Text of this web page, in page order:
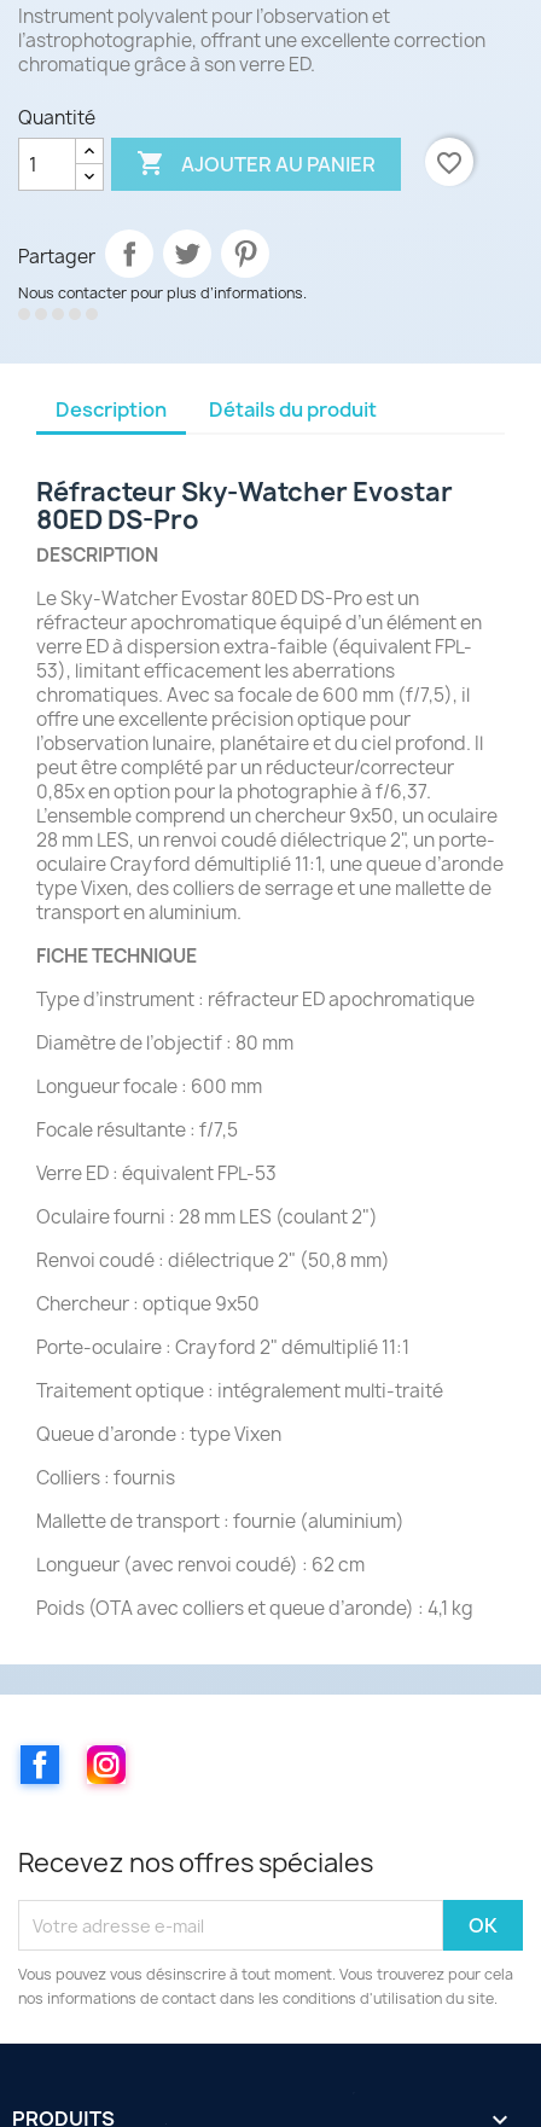
Instrument polyvalent pour l’observation et
l’astrophotographie, offrant une excellente correction
chromatique grâce à son verre ED.
Quantité
 AJOUTER AU PANIER favorite_border
Partager
Nous contacter pour plus d’informations.
Description Détails du produit
Réfracteur Sky-Watcher Evostar
80ED DS-Pro
DESCRIPTION
Le Sky-Watcher Evostar 80ED DS-Pro est un
réfracteur apochromatique équipé d’un élément en
verre ED à dispersion extra-faible (équivalent FPL-
53), limitant efficacement les aberrations
chromatiques. Avec sa focale de 600 mm (f/7,5), il
offre une excellente précision optique pour
l’observation lunaire, planétaire et du ciel profond. Il
peut être complété par un réducteur/correcteur
0,85x en option pour la photographie à f/6,37.
L’ensemble comprend un chercheur 9x50, un oculaire
28 mm LES, un renvoi coudé diélectrique 2", un porte-
oculaire Crayford démultiplié 11:1, une queue d’aronde
type Vixen, des colliers de serrage et une mallette de
transport en aluminium.
FICHE TECHNIQUE
Type d’instrument : réfracteur ED apochromatique
Diamètre de l’objectif : 80 mm
Longueur focale : 600 mm
Focale résultante : f/7,5
Verre ED : équivalent FPL-53
Oculaire fourni : 28 mm LES (coulant 2")
Renvoi coudé : diélectrique 2" (50,8 mm)
Chercheur : optique 9x50
Porte-oculaire : Crayford 2" démultiplié 11:1
Traitement optique : intégralement multi-traité
Queue d’aronde : type Vixen
Colliers : fournis
Mallette de transport : fournie (aluminium)
Longueur (avec renvoi coudé) : 62 cm
Poids (OTA avec colliers et queue d’aronde) : 4,1 kg
FacebookInstagram
Recevez nos offres spéciales
Vous pouvez vous désinscrire à tout moment. Vous trouverez pour cela
nos informations de contact dans les conditions d'utilisation du site.
PRODUITS 